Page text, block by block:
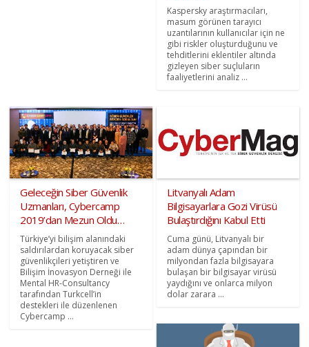
Kaspersky araştırmacıları,
masum görünen tarayıcı
uzantılarının kullanıcılar için ne
gibi riskler oluşturduğunu ve
tehditlerini eklentiler altında
gizleyen siber suçluların
faaliyetlerini analiz ...
Geleceğin Siber Güvenlik
Uzmanları, Cybercamp
2019’dan Mezun Oldu…
Türkiye’yi bilişim alanındaki
saldırılardan koruyacak siber
güvenlikçileri yetiştiren ve
Bilişim İnovasyon Derneği ile
Mental HR-Consultancy
tarafından Turkcell’in
destekleri ile düzenlenen
Cybercamp ...
Litvanyalı Adam
Bilgisayarlara Gozi Virüsü
Bulaştırdığını Kabul Etti
Cuma günü, Litvanyalı bir
adam dünya çapından bir
milyondan fazla bilgisayara
bulaşan bir bilgisayar virüsü
yaydığını ve onlarca milyon
dolar zarara ...